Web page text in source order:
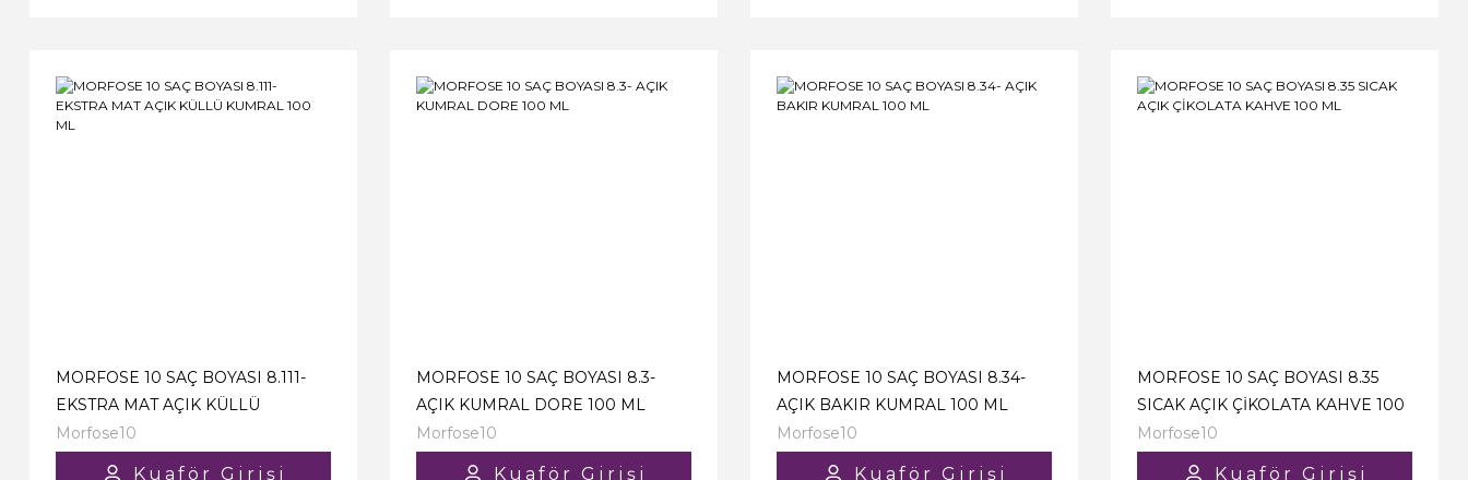
MORFOSE 10 SAÇ BOYASI 8.111-
EKSTRA MAT AÇIK KÜLLÜ
KUMRAL 100 ML
Morfose10
Kuaför Girişi
MORFOSE 10 SAÇ BOYASI 8.3-
AÇIK KUMRAL DORE 100 ML
Morfose10
Kuaför Girişi
MORFOSE 10 SAÇ BOYASI 8.34-
AÇIK BAKIR KUMRAL 100 ML
Morfose10
Kuaför Girişi
MORFOSE 10 SAÇ BOYASI 8.35
SICAK AÇIK ÇİKOLATA KAHVE 100
ML
Morfose10
Kuaför Girişi